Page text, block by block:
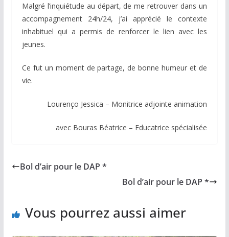
Malgré l’inquiétude au départ, de me retrouver dans un
accompagnement 24h/24, j’ai apprécié le contexte
inhabituel qui a permis de renforcer le lien avec les
jeunes.
Ce fut un moment de partage, de bonne humeur et de
vie.
Lourenço Jessica – Monitrice adjointe animation
avec Bouras Béatrice – Educatrice spécialisée
Bol d’air pour le DAP *
Bol d’air pour le DAP *
Vous pourrez aussi aimer